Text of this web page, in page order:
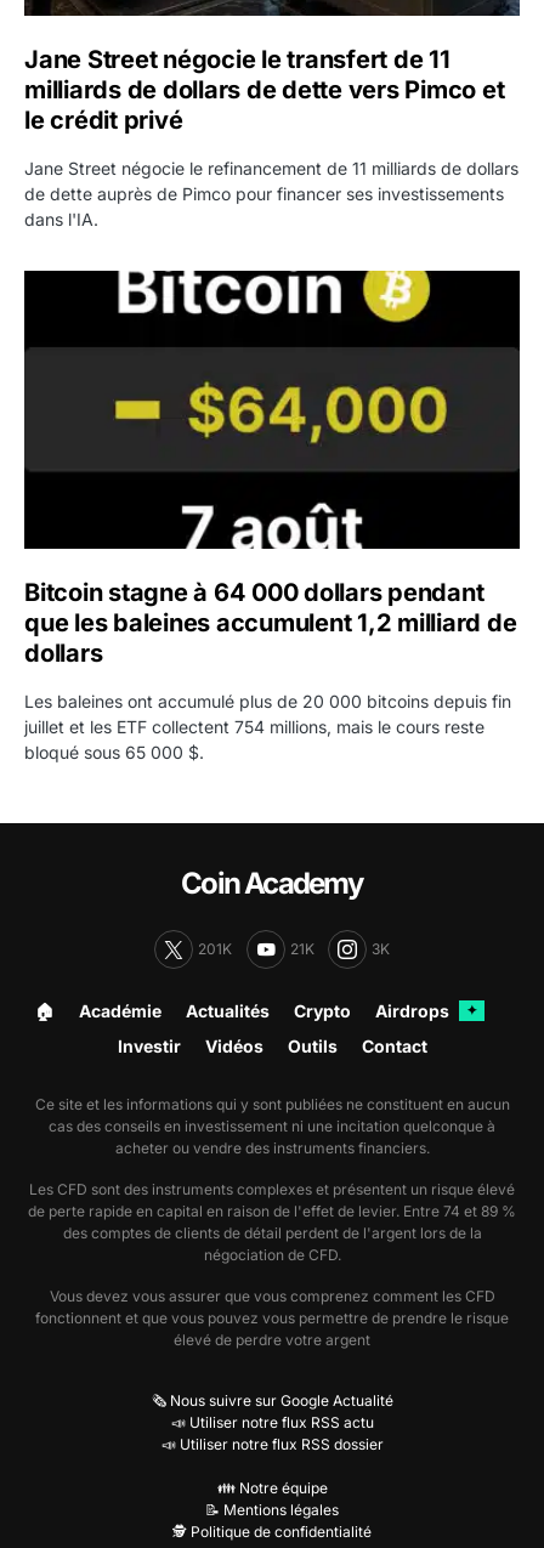
Jane Street négocie le transfert de 11
milliards de dollars de dette vers Pimco et
le crédit privé
Jane Street négocie le refinancement de 11 milliards de dollars
de dette auprès de Pimco pour financer ses investissements
dans l'IA.
Bitcoin stagne à 64 000 dollars pendant que les
Bitcoin stagne à 64 000 dollars pendant
que les baleines accumulent 1,2 milliard de
dollars
Les baleines ont accumulé plus de 20 000 bitcoins depuis fin
juillet et les ETF collectent 754 millions, mais le cours reste
bloqué sous 65 000 $.
Coin Academy
201K 21K 3K
🏠︎ Académie Actualités Crypto Airdrops ✦
Investir Vidéos Outils Contact
Ce site et les informations qui y sont publiées ne constituent en aucun
cas des conseils en investissement ni une incitation quelconque à
acheter ou vendre des instruments financiers.
Les CFD sont des instruments complexes et présentent un risque élevé
de perte rapide en capital en raison de l'effet de levier. Entre 74 et 89 %
des comptes de clients de détail perdent de l'argent lors de la
négociation de CFD.
Vous devez vous assurer que vous comprenez comment les CFD
fonctionnent et que vous pouvez vous permettre de prendre le risque
élevé de perdre votre argent
🗞️ Nous suivre sur Google Actualité
📣 Utiliser notre flux RSS actu
📣 Utiliser notre flux RSS dossier
👪 Notre équipe
📝 Mentions légales
🕵️ Politique de confidentialité